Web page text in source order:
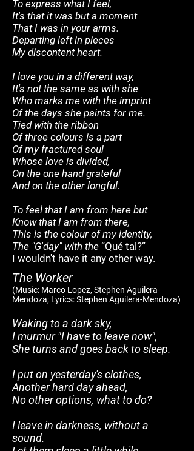
To express what I feel,
It's that it was but a moment
That I was in your arms.
Departing left in pieces
My discontent heart.
I love you in a different way,
It's not the same as with she
Who marks me with the imprint
Of the days she paints for me.
Tied with the ribbon
Of three colours is a part
Of my fractured soul
Whose love is divided,
On the one hand grateful
And on the other longful.
To feel that I am from here but
Know that I am from there,
This is the colour of my identity,
The "G'day" with the “Qué tal?”
I wouldn't have it any other way.
The Worker
(Music: Marco Lopez, Stephen Aguilera-
Mendoza; Lyrics: Stephen Aguilera-Mendoza)
Waking to a dark sky,
I murmur "I have to leave now",
She turns and goes back to sleep.
I put on yesterday's clothes,
Another hard day ahead,
No other options, what to do?
I leave in darkness, without a
sound.